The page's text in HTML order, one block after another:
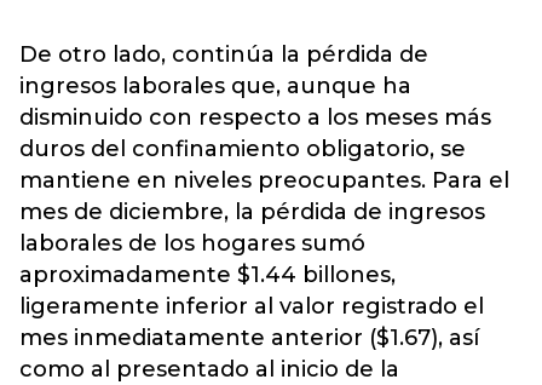
De otro lado, continúa la pérdida de
ingresos laborales que, aunque ha
disminuido con respecto a los meses más
duros del confinamiento obligatorio, se
mantiene en niveles preocupantes. Para el
mes de diciembre, la pérdida de ingresos
laborales de los hogares sumó
aproximadamente $1.44 billones,
ligeramente inferior al valor registrado el
mes inmediatamente anterior ($1.67), así
como al presentado al inicio de la